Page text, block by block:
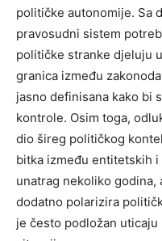
političke autonomije. Sa
pravosudni sistem
političke stranke djeluju
granica između
jasno definisana kako bi
kontrole. Osim toga,
dio šireg političkog
bitka između entitetskih
unatrag nekoliko godina,
dodatno polarizira
je često podložan